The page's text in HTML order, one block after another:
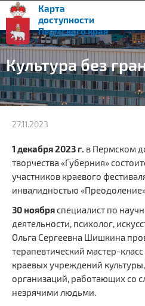
Карта
доступности
Пермского края
Приоритетные
Поиск
Версия для
Сайт Министерства
Культура без
27.11.2023
1 декабря 2023 г. в Пермском
творчества «Губерния»
участников краевого
инвалидностью
30 ноябряспециалист по
деятельности, психолог,
Ольга Сергеевна Шишкина
терапевтический мастер-
краевых учреждений
организаций, работающих со
незрячими людьми.